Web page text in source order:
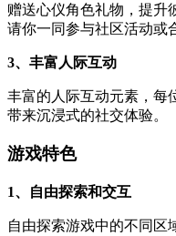
赠送心仪角色礼物，提升
请你一同参与社区活动或
3、丰富人际互动
丰富的人际互动元素，每
带来沉浸式的社交体验。
游戏特色
1、自由探索和交互
自由探索游戏中的不同区